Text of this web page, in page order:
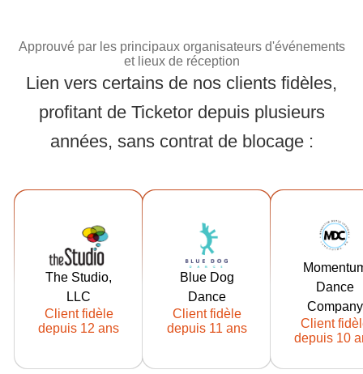
Approuvé par les
Approuvé par les principaux organisateurs d'événements
et lieux de réception
Lien vers certains de nos clients fidèles,
profitant de Ticketor depuis plusieurs
années, sans contrat de blocage :
The Studio,
LLC
Client fidèle
depuis 12 ans
https://tickets.t
hestudiorockf
ord.com
Client
Ticketor
depuis : 2014
Blue Dog
Dance
Client fidèle
depuis 11 ans
https://fr.ticket
or.com/blued
ogdance
Client
Ticketor
depuis : 2015
Dance
Company
Client
depuis 10
https://
or.com/
Client
Ticketor
depuis :